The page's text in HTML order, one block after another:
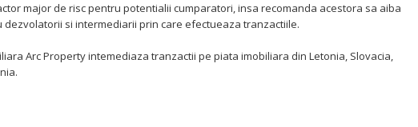
major de risc pentru potentialii cumparatori, insa recomanda acestora sa aiba
dezvolatorii si intermediarii prin care efectueaza tranzactiile.
Arc Property intemediaza tranzactii pe piata imobiliara din Letonia, Slovacia,